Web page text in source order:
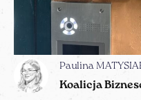
Paulina
Koalicja